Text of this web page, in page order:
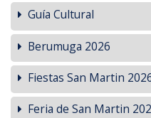
Guía Cultural
Berumuga 2026
Fiestas San Martin
Feria de San Martin